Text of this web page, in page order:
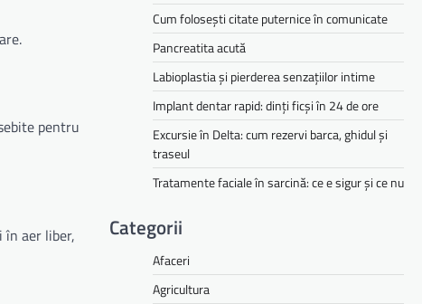
pentru
aer liber,
Cum folosești citate puternice în comunicate
Pancreatita acută
Labioplastia și pierderea senzațiilor intime
Implant dentar rapid: dinți ficși în 24 de ore
Excursie în Delta: cum rezervi barca, ghidul și
traseul
Tratamente faciale în sarcină: ce e sigur și ce nu
Categorii
Afaceri
Agricultura